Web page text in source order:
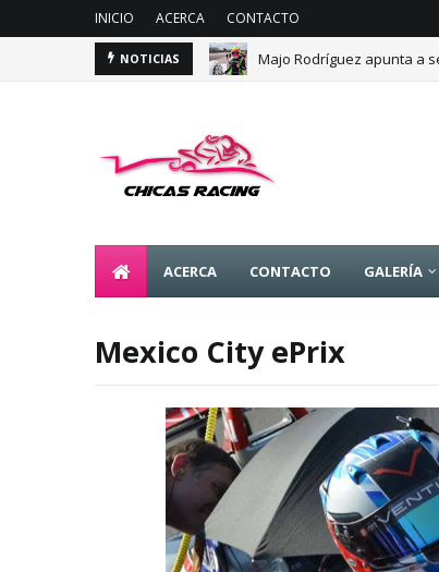
INICIO ACERCA CONTACTO
NOTICIAS Majo Rodríguez apunta a
ACERCA CONTACTO GALERÍA
Mexico City ePrix